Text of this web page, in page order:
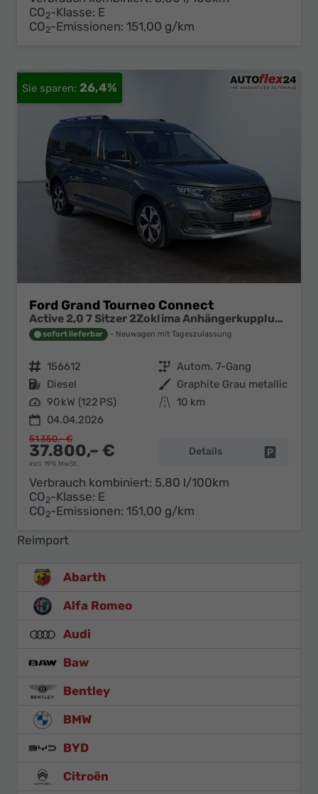
CO2-Klasse: E
CO2-Emissionen: 151,00 g/km
26,4%
Ford Grand Tourneo Connect
Active 2,0 7 Sitzer 2Zoklima Anhängerkupplung Panoramadach AGR Sitze Sitzheizung Einparkhilfe Kamera 17 Zoll Leichtmetall ACC
sofort lieferbar Neuwagen mit Tageszulassung
Fahrzeugnr. 156612 Getriebe Autom. 7-Gang
Kraftstoff Diesel Außenfarbe Graphite Grau metallic
Leistung 90 kW (122 PS) Kilometerstand 10 km
04.04.2026
37.800,– €
incl. 19% MwSt.
51.350,– €
Details
Verbrauch kombiniert: 5,80 l/100km
CO2-Klasse: E
CO2-Emissionen: 151,00 g/km
Reimport
Abarth
Alfa Romeo
Audi
Baw
Bentley
BMW
BYD
Citroën